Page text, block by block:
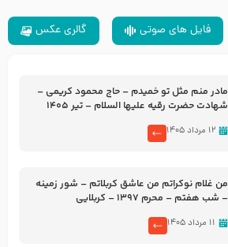
فایل های صوتی گالری عکس
مادر منم مثل تو خمیدم – حاج محمود کریمی –
شهادت حضرت رقیه علیها السلام – تیر ۱۴۰۵
۱۲ مرداد ۱۴۰۵
من غلام نوکراتم من عاشق کربلاتم – شور زمینه
– شب هفتم – محرم 1397 – کربلایی
۱۱ مرداد ۱۴۰۵